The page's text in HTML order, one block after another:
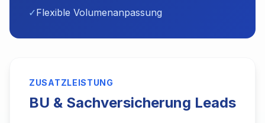
✓Flexible Volumenanpassung
ZUSATZLEISTUNG
BU & Sachversicherung Leads